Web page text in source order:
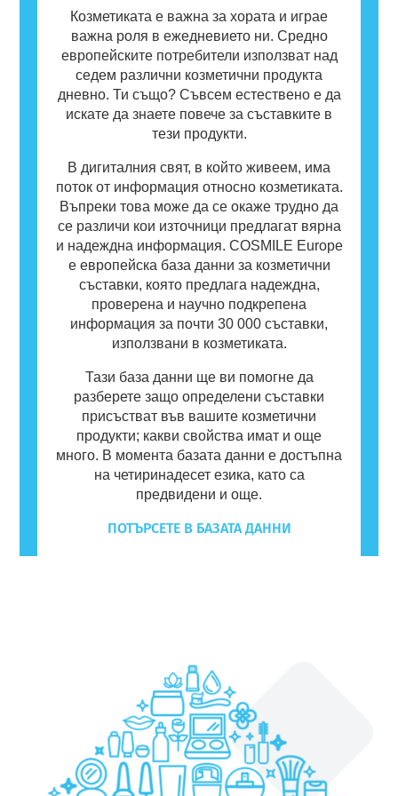
за някои хора. Това не означава, че
продуктът не е безопасен за употреба от
други потребители.
Козметиката е важна за хората и играе
важна роля в ежедневието ни. Средно
европейските потребители използват над
седем различни козметични продукта
дневно. Ти също? Съвсем естествено е да
искате да знаете повече за съставките в
тези продукти.
В дигиталния свят, в който живеем, има
поток от информация относно козметиката.
Въпреки това може да се окаже трудно да
се различи кои източници предлагат вярна
и надеждна информация. COSMILE Europe
е европейска база данни за козметични
съставки, която предлага надеждна,
проверена и научно подкрепена
информация за почти 30 000 съставки,
използвани в козметиката.
Тази база данни ще ви помогне да
разберете защо определени съставки
присъстват във вашите козметични
продукти; какви свойства имат и още
много. В момента базата данни е достъпна
на четиринадесет езика, като са
предвидени и още.
ПОТЪРСЕТЕ В БАЗАТА ДАННИ